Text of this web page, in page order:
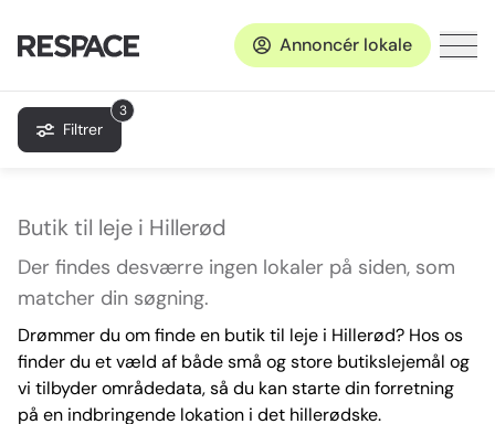
Annoncér lokale
3
Filtrer
Butik til leje i Hillerød
Der findes desværre ingen lokaler på siden, som
matcher din søgning.
Drømmer du om finde en butik til leje i Hillerød? Hos os
finder du et væld af både små og store butikslejemål og
vi tilbyder områdedata, så du kan starte din forretning
på en indbringende lokation i det hillerødske.